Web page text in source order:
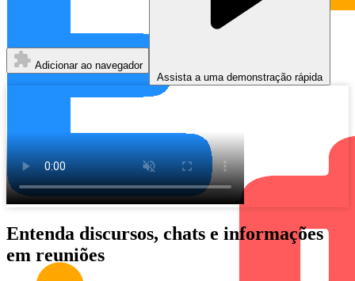
Adicionar ao navegador
Assista a uma demonstração rápida
Entenda discursos, chats e informações
em reuniões